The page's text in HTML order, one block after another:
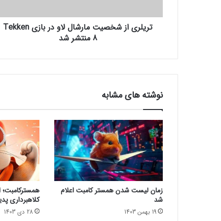
ش
ت
ش
ا
ل
ل
ا
و
د
ر
ب
ا
ز
ی
تریلری از شخصیت مارشال لاو در بازی Tekken
8 منتشر شد
نوشته های مشابه
زمان لیست شدن همستر کامبت اعلام
شد
19 بهمن 1403
همسترکامبت؛
کلاهبرداری
28 دی 1403